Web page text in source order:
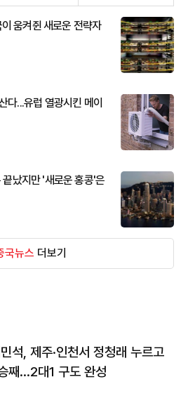
움켜쥔 새로운 전략자
다...유럽 열광시킨 메이
났지만 '새로운 홍콩'은
국뉴스 더보기
석, 제주·인천서 정청래 누르고
째…2대1 구도 완성